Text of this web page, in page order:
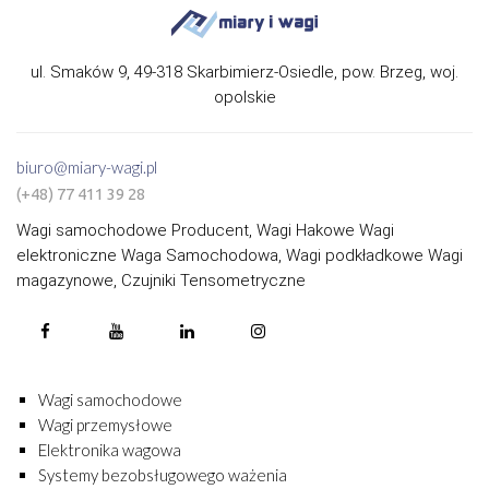
ul. Smaków 9, 49-318 Skarbimierz-Osiedle, pow. Brzeg, woj.
opolskie
biuro@miary-wagi.pl
(+48) 77 411 39 28
Wagi samochodowe Producent, Wagi Hakowe Wagi
elektroniczne Waga Samochodowa, Wagi podkładkowe Wagi
magazynowe, Czujniki Tensometryczne
Wagi samochodowe
Wagi przemysłowe
Elektronika wagowa
Systemy bezobsługowego ważenia